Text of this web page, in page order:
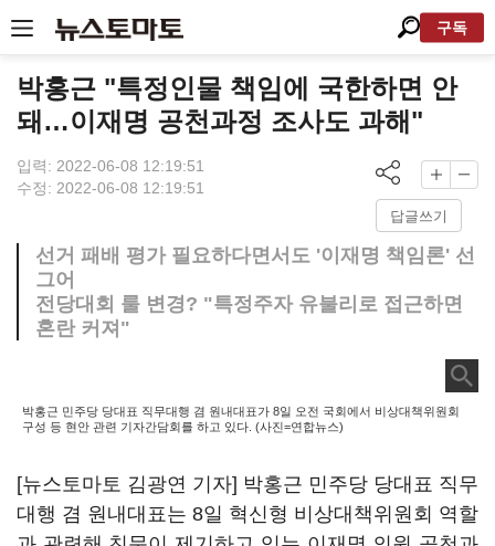
구독
박홍근 "특정인물 책임에 국한하면 안
돼…이재명 공천과정 조사도 과해"
입력: 2022-06-08 12:19:51
수정: 2022-06-08 12:19:51
답글쓰기
선거 패배 평가 필요하다면서도 '이재명 책임론' 선
그어
전당대회 룰 변경? "특정주자 유불리로 접근하면
혼란 커져"
박홍근 민주당 당대표 직무대행 겸 원내대표가 8일 오전 국회에서 비상대책위원회
구성 등 현안 관련 기자간담회를 하고 있다. (사진=연합뉴스)
[뉴스토마토 김광연 기자] 박홍근 민주당 당대표 직무
대행 겸 원내대표는 8일 혁신형 비상대책위원회 역할